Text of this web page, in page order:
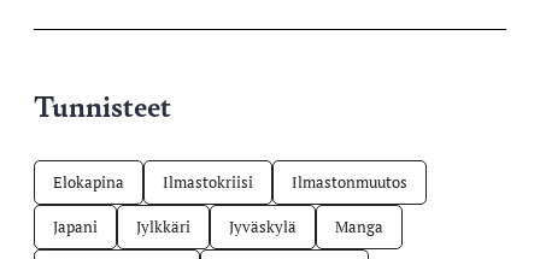
Tunnisteet
Elokapina Ilmastokriisi Ilmastonmuutos
Japani Jylkkäri Jyväskylä Manga